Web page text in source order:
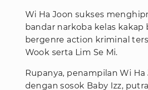
Wi Ha Joon sukses
bandar narkoba kelas
bergenre action kriminal
Wook serta Lim Se Mi.
Rupanya, penampilan Wi
dengan sosok Baby Izz,